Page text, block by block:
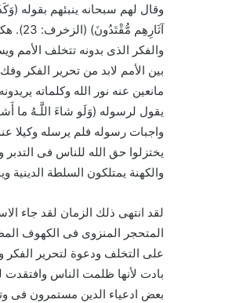
وقال لهم سبحانه ينبئهم بقوله
والفكر الذى بدونه تتخلف الأمم
بين الأمم لابد من تحرير الفكر
مانعين عنه نور الله وكلماته
واجبات رسوله فلم يرسله وكيلا
يختزلوا حق الله للناس فى
والكهنة يمتلكون السلطة
لقد انتهى ذلك الزمان لقد جاء
المتحجر المنزوى فى الكهوف
على التخلف ودعوة لتحرير
بادت لأنها ظلمت الناس وافتقدت
بعض ادعياء الدين مستمرون فى
أغسطس 20, 2024
00